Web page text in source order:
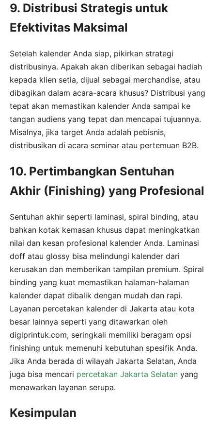
9. Distribusi Strategis untuk
Efektivitas Maksimal
Setelah kalender Anda siap, pikirkan strategi
distribusinya. Apakah akan diberikan sebagai hadiah
kepada klien setia, dijual sebagai merchandise, atau
dibagikan dalam acara-acara khusus? Distribusi yang
tepat akan memastikan kalender Anda sampai ke
tangan audiens yang tepat dan mencapai tujuannya.
Misalnya, jika target Anda adalah pebisnis,
distribusikan di acara seminar atau pertemuan B2B.
10. Pertimbangkan Sentuhan
Akhir (Finishing) yang Profesional
Sentuhan akhir seperti laminasi, spiral binding, atau
bahkan kotak kemasan khusus dapat meningkatkan
nilai dan kesan profesional kalender Anda. Laminasi
doff atau glossy bisa melindungi kalender dari
kerusakan dan memberikan tampilan premium. Spiral
binding yang kuat memastikan halaman-halaman
kalender dapat dibalik dengan mudah dan rapi.
Layanan percetakan kalender di Jakarta atau kota
besar lainnya seperti yang ditawarkan oleh
digiprintuk.com, seringkali memiliki beragam opsi
finishing untuk memenuhi kebutuhan spesifik Anda.
Jika Anda berada di wilayah Jakarta Selatan, Anda
juga bisa mencari percetakan Jakarta Selatan yang
menawarkan layanan serupa.
Kesimpulan